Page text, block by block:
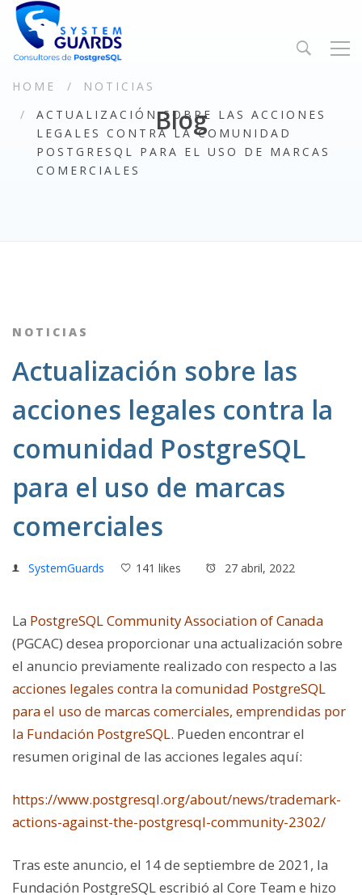
Blog
HOME
NOTICIAS
ACTUALIZACIÓN SOBRE LAS ACCIONES
LEGALES CONTRA LA COMUNIDAD
POSTGRESQL PARA EL USO DE MARCAS
COMERCIALES
NOTICIAS
Actualización sobre las
acciones legales contra la
comunidad PostgreSQL
para el uso de marcas
comerciales
SystemGuards 141 likes 27 abril, 2022
La PostgreSQL Community Association of Canada
(PGCAC) desea proporcionar una actualización sobre
el anuncio previamente realizado con respecto a las
acciones legales contra la comunidad PostgreSQL
para el uso de marcas comerciales, emprendidas por
la Fundación PostgreSQL. Pueden encontrar el
resumen original de las acciones legales aquí:
https://www.postgresql.org/about/news/trademark-
actions-against-the-postgresql-community-2302/
Tras este anuncio, el 14 de septiembre de 2021, la
Fundación PostgreSQL escribió al Core Team e hizo